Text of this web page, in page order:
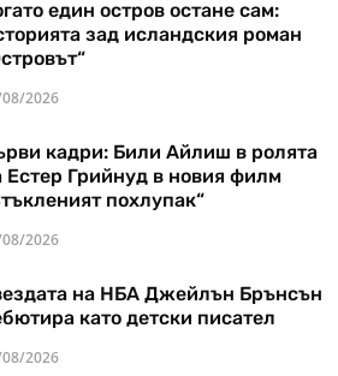
един остров остане сам:
зад исландския роман
2026
кадри: Били Айлиш в ролята
Естер Грийнуд в новия филм
похлупак“
2026
на НБА Джейлън Брънсън
като детски писател
2026